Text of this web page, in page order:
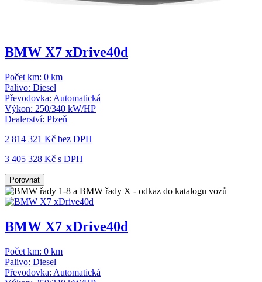
BMW X7 xDrive40d
Počet km: 0 km
Palivo: Diesel
Převodovka: Automatická
Výkon: 250/340 kW/HP
Dealerství: Plzeň
2 814 321 Kč bez DPH
3 405 328 Kč s DPH
Porovnat
BMW X7 xDrive40d
Počet km: 0 km
Palivo: Diesel
Převodovka: Automatická